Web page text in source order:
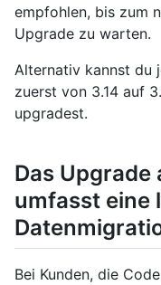
empfohlen, bis zum
Upgrade zu warten.
Alternativ kannst du
zuerst von 3.14 auf
upgradest.
Das Upgrade
umfasst eine
Bei Kunden, die